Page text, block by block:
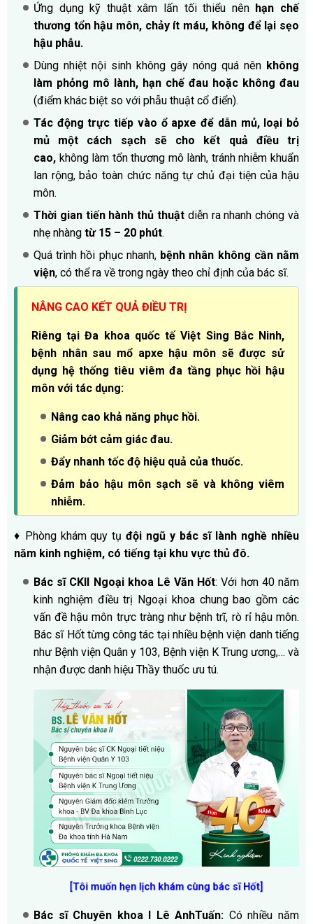
Ứng dụng kỹ thuật xâm lấn tối thiểu nên hạn chế
thương tổn hậu môn, chảy ít máu, không để lại sẹo
hậu phẫu.
Dùng nhiệt nội sinh không gây nóng quá nên không
làm phỏng mô lành, hạn chế đau hoặc không đau
(điểm khác biệt so với phẫu thuật cổ điển).
Tác động trực tiếp vào ổ apxe để dẫn mủ, loại bỏ
mủ một cách sạch sẽ cho kết quả điều trị
cao, không làm tổn thương mô lành, tránh nhiễm khuẩn
lan rộng, bảo toàn chức năng tự chủ đại tiện của hậu
môn.
Thời gian tiến hành thủ thuật diễn ra nhanh chóng và
nhẹ nhàng từ 15 – 20 phút.
Quá trình hồi phục nhanh, bệnh nhân không cần nằm
viện, có thể ra về trong ngày theo chỉ định của bác sĩ.
NÂNG CAO KẾT QUẢ ĐIỀU TRỊ
Riêng tại Đa khoa quốc tế Việt Sing Bắc Ninh,
bệnh nhân sau mổ apxe hậu môn sẽ được sử
dụng hệ thống tiêu viêm đa tầng phục hồi hậu
môn với tác dụng:
Nâng cao khả năng phục hồi.
Giảm bớt cảm giác đau.
Đẩy nhanh tốc độ hiệu quả của thuốc.
Đảm bảo hậu môn sạch sẽ và không viêm
nhiễm.
♦ Phòng khám quy tụđội ngũ y bác sĩ lành nghề nhiều
năm kinh nghiệm, có tiếng tại khu vực thủ đô.
Bác sĩ CKII Ngoại khoa Lê Văn Hốt: Với hơn 40 năm
kinh nghiệm điều trị Ngoại khoa chung bao gồm các
vấn đề hậu môn trực tràng như bệnh trĩ, rò rỉ hậu môn.
Bác sĩ Hốt từng công tác tại nhiều bệnh viện danh tiếng
như Bệnh viện Quân y 103, Bệnh viện K Trung ương,… và
nhận được danh hiệu Thầy thuốc ưu tú.
[Tôi muốn hẹn lịch khám cùng bác sĩ Hốt]
Bác sĩ Chuyên khoa I Lê AnhTuấn: Có nhiều năm